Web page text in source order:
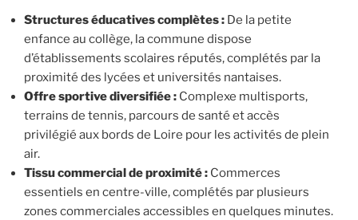
Structures éducatives complètes : De la petite
enfance au collège, la commune dispose
d’établissements scolaires réputés, complétés par la
proximité des lycées et universités nantaises.
Offre sportive diversifiée : Complexe multisports,
terrains de tennis, parcours de santé et accès
privilégié aux bords de Loire pour les activités de plein
air.
Tissu commercial de proximité : Commerces
essentiels en centre-ville, complétés par plusieurs
zones commerciales accessibles en quelques minutes.